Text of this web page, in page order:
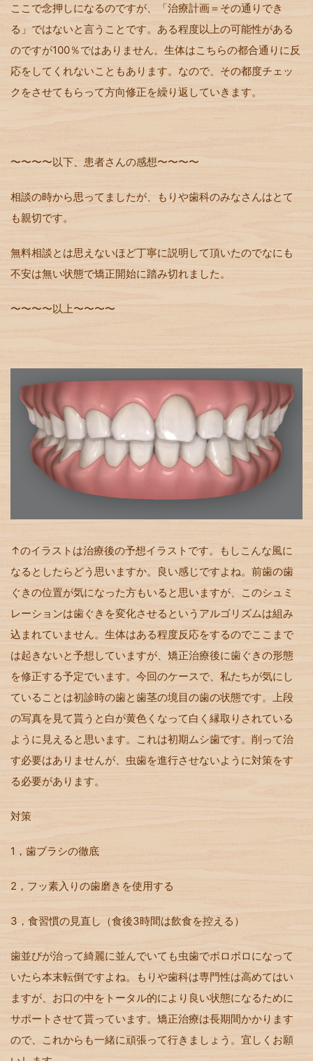
ここで念押しになるのですが、「治療計画＝その通りでき
る」ではないと言うことです。ある程度以上の可能性がある
のですが100％ではありません。生体はこちらの都合通りに反
応をしてくれないこともあります。なので、その都度チェッ
クをさせてもらって方向修正を繰り返していきます。
〜〜〜〜以下、患者さんの感想〜〜〜〜
相談の時から思ってましたが、もりや歯科のみなさんはとて
も親切です。
無料相談とは思えないほど丁寧に説明して頂いたのでなにも
不安は無い状態で矯正開始に踏み切れました。
〜〜〜〜以上〜〜〜〜
↑のイラストは治療後の予想イラストです。もしこんな風に
なるとしたらどう思いますか。良い感じですよね。前歯の歯
ぐきの位置が気になった方もいると思いますが、このシュミ
レーションは歯ぐきを変化させるというアルゴリズムは組み
込まれていません。生体はある程度反応をするのでここまで
は起きないと予想していますが、矯正治療後に歯ぐきの形態
を修正する予定でいます。今回のケースで、私たちが気にし
ていることは初診時の歯と歯茎の境目の歯の状態です。上段
の写真を見て貰うと白が黄色くなって白く縁取りされている
ように見えると思います。これは初期ムシ歯です。削って治
す必要はありませんが、虫歯を進行させないように対策をす
る必要があります。
対策
1，歯ブラシの徹底
2，フッ素入りの歯磨きを使用する
3，食習慣の見直し（食後3時間は飲食を控える）
歯並びが治って綺麗に並んでいても虫歯でボロボロになって
いたら本末転倒ですよね。もりや歯科は専門性は高めてはい
ますが、お口の中をトータル的により良い状態になるために
サポートさせて貰っています。矯正治療は長期間かかります
ので、これからも一緒に頑張って行きましょう。宜しくお願